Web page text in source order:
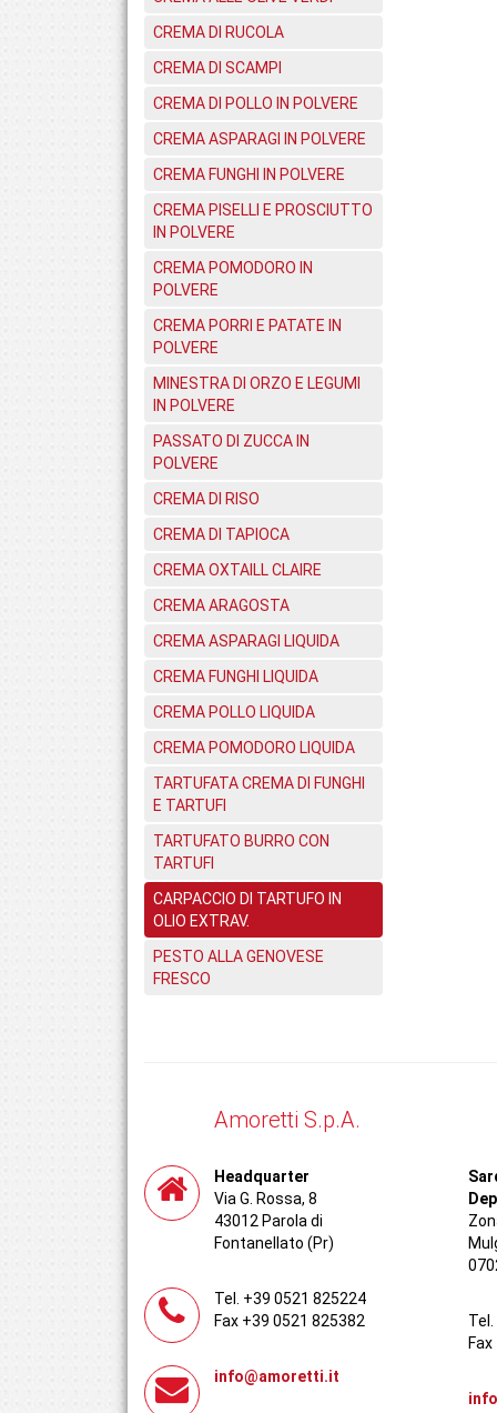
CREMA DI RUCOLA
CREMA DI SCAMPI
CREMA DI POLLO IN POLVERE
CREMA ASPARAGI IN POLVERE
CREMA FUNGHI IN POLVERE
CREMA PISELLI E PROSCIUTTO
IN POLVERE
CREMA POMODORO IN
POLVERE
CREMA PORRI E PATATE IN
POLVERE
MINESTRA DI ORZO E LEGUMI
IN POLVERE
PASSATO DI ZUCCA IN
POLVERE
CREMA DI RISO
CREMA DI TAPIOCA
CREMA OXTAILL CLAIRE
CREMA ARAGOSTA
CREMA ASPARAGI LIQUIDA
CREMA FUNGHI LIQUIDA
CREMA POLLO LIQUIDA
CREMA POMODORO LIQUIDA
TARTUFATA CREMA DI FUNGHI
E TARTUFI
TARTUFATO BURRO CON
TARTUFI
CARPACCIO DI TARTUFO IN
OLIO EXTRAV.
PESTO ALLA GENOVESE
FRESCO
Amoretti S.p.A.
Headquarter
Via G. Rossa, 8
43012 Parola di
Fontanellato (Pr)
Tel. +39 0521 825224
Fax +39 0521 825382
info@amoretti.it